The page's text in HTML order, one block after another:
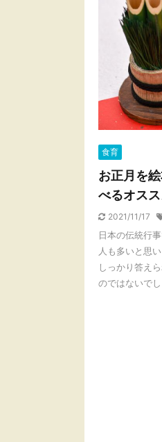
食育
お正月を
べるオス
2021/11/17
日本の伝統行
人も多いと思
しっかり答え
のではないで